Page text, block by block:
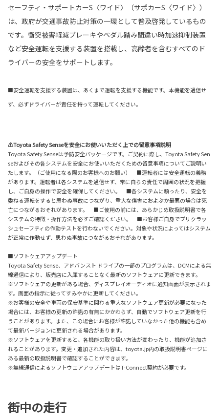
セーフティ・サポートカーS〈ワイド〉（サポカーS〈ワイド〉）
は、政府が交通事故防止対策の一環として普及啓発しているもの
です。衝突被害軽減ブレーキやペダル踏み間違い時加速抑制装置
など安全運転を支援する装置を搭載し、高齢者を含むすべてのド
ライバーの安全をサポートします。
■安全運転を支援する装置は、あくまで運転を支援する機能です。本機能を過信せ
ず、必ずドライバーが責任を持って運転してください。
⚠Toyota Safety Senseを安全にお使いいただく上での留意事項説明
Toyota Safety Senseは予防安全パッケージです。ご契約に際し、Toyota Safety Sen
seおよびその各システムを安全にお使いいただくための留意事項についてご説明い
たします。（ご使用になる際のお客様へのお願い） ■運転者には安全運転の義務
があります。運転者は各システムを過信せず、常に自らの責任で周囲の状況を把握
し、ご自身の操作で安全を確保してください。 ■各システムに頼ったり、安全を
委ねる運転をすると思わぬ事故につながり、重大な傷害におよぶか最悪の場合は死
亡につながるおそれがあります。 ■ご使用の前には、あらかじめ取扱説明書で各
システムの特徴・操作方法を必ずご確認ください。 ■お客様ご自身でプリクラッ
シュセーフティの作動テストを行わないでください。対象や状況によってはシステム
が正常に作動せず、思わぬ事故につながるおそれがあります。
■ソフトウェアアップデート
Toyota Safety Sense、アドバンスト ドライブの一部のプログラムは、DCMによる無
線通信により、販売店に入庫することなく最新のソフトウェアに更新できます。
※ソフトウェアの更新がある場合、ディスプレイオーディオに通知画面が表示されま
す。画面の指示に従ってすみやかに更新してください。
※お客様の安全や車両の保安基準に関わる重大なソフトウェア更新が必要になった
場合には、お客様の更新の許諾の有無にかかわらず、自動でソフトウェア更新を行
うことがあります。また、この場合にお客様が許諾していなかった他の機能も含め
て最新バージョンに更新される場合があります。
※ソフトウェアを更新すると、各機能の取り扱い方法が変わったり、機能が追加さ
れることがあります。変更・追加された内容は、toyota.jp内の取扱説明書ページに
ある最新の取扱説明書で確認することができます。
※無線通信によるソフトウェアアップデートはT-Connect契約が必要です。
街中の走行